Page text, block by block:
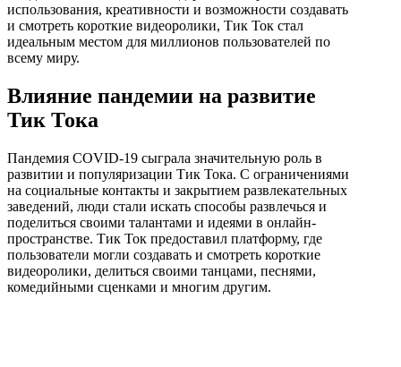
использования, креативности и возможности создавать
и смотреть короткие видеоролики, Тик Ток стал
идеальным местом для миллионов пользователей по
всему миру.
Влияние пандемии на развитие
Тик Тока
Пандемия COVID-19 сыграла значительную роль в
развитии и популяризации Тик Тока. С ограничениями
на социальные контакты и закрытием развлекательных
заведений, люди стали искать способы развлечься и
поделиться своими талантами и идеями в онлайн-
пространстве. Тик Ток предоставил платформу, где
пользователи могли создавать и смотреть короткие
видеоролики, делиться своими танцами, песнями,
комедийными сценками и многим другим.